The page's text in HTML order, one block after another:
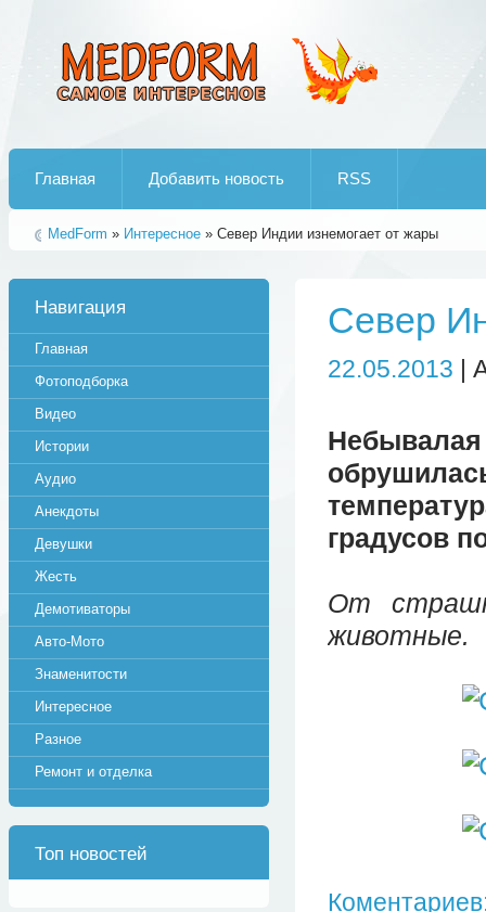
Главная Добавить новость RSS
MedForm » Интересное » Север Индии изнемогает от жары
Север
22.05.2013 |
градусов
От
животные.
Навигация
Главная
Фотоподборка
Видео
Истории
Аудио
Анекдоты
Девушки
Жесть
Демотиваторы
Авто-Мото
Знаменитости
Интересное
Разное
Ремонт и отделка
Топ новостей